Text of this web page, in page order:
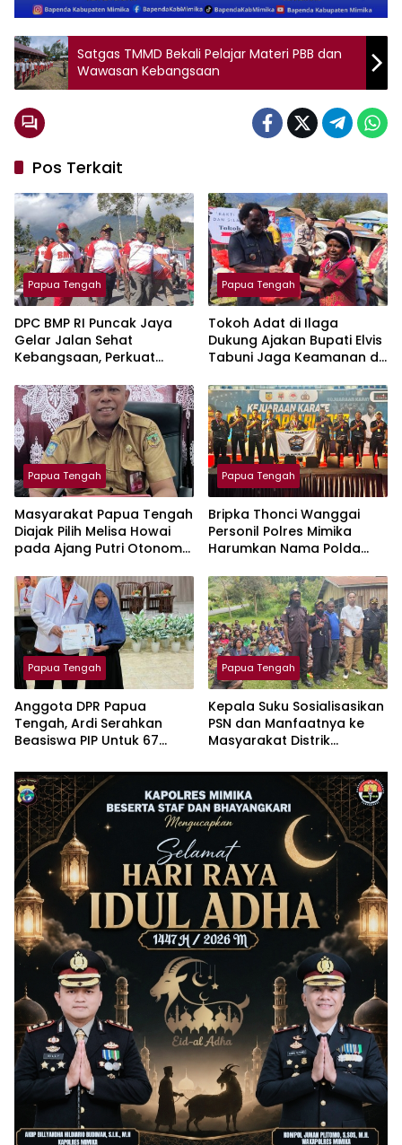
Satgas TMMD Bekali Pelajar Materi PBB dan
Wawasan Kebangsaan
Pos Terkait
Papua Tengah
DPC BMP RI Puncak Jaya
Gelar Jalan Sehat
Kebangsaan, Perkuat
Bangsa
Papua Tengah
Tokoh Adat di Ilaga
Dukung Ajakan Bupati Elvis
Tabuni Jaga Keamanan di
Papua Tengah
Masyarakat Papua Tengah
Diajak Pilih Melisa Howai
pada Ajang Putri Otonom
Papua Tengah
Bripka Thonci Wanggai
Personil Polres Mimika
Harumkan Nama Polda
Kejuaraan Karate Kapolri
Cup 2026
Papua Tengah
Anggota DPR Papua
Tengah, Ardi Serahkan
Beasiswa PIP Untuk 67
Mampu di Timika
Papua Tengah
Kepala Suku Sosialisasikan
PSN dan Manfaatnya ke
Masyarakat Distrik